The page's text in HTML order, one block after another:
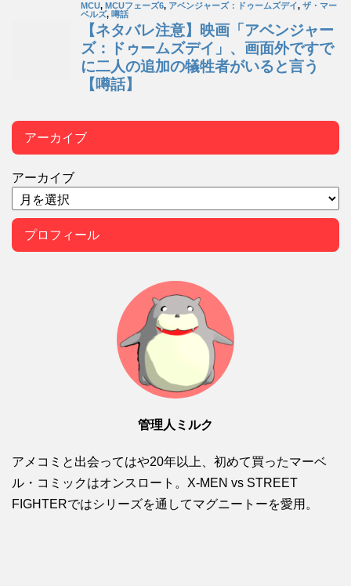
アーカイブ
アーカイブ
プロフィール
管理人ミルク
アメコミと出会ってはや20年以上、初めて買ったマーベ
ル・コミックはオンスロート。X-MEN vs STREET
FIGHTERではシリーズを通してマグニートーを愛用。